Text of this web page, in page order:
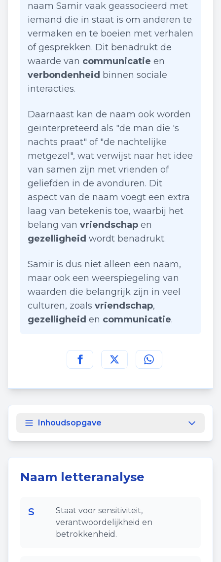
naam Samir vaak geassocieerd met
iemand die in staat is om anderen te
vermaken en te boeien met verhalen
of gesprekken. Dit benadrukt de
waarde van communicatie en
verbondenheid binnen sociale
interacties.
Daarnaast kan de naam ook worden
geïnterpreteerd als "de man die 's
nachts praat" of "de nachtelijke
metgezel", wat verwijst naar het idee
van samen zijn met vrienden of
geliefden in de avonduren. Dit
aspect van de naam voegt een extra
laag van betekenis toe, waarbij het
belang van vriendschap en
gezelligheid wordt benadrukt.
Samir is dus niet alleen een naam,
maar ook een weerspiegeling van
waarden die belangrijk zijn in veel
culturen, zoals vriendschap,
gezelligheid en communicatie.
Deel deze pagina op
Deel deze pagina op
Deel deze pagina
Inhoudsopgave
Naam letteranalyse
S
Staat voor sensitiviteit,
verantwoordelijkheid en
betrokkenheid.